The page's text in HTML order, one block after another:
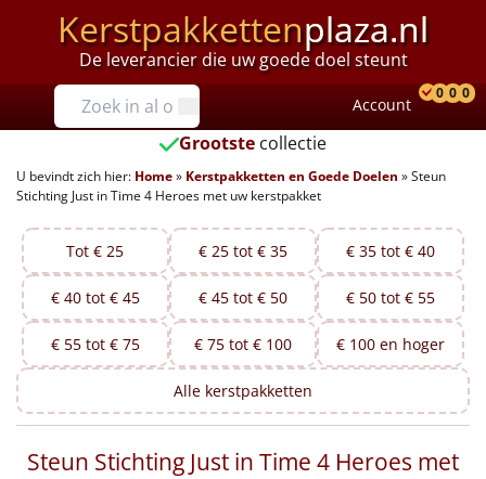
Kerstpakkettenplaza.nl
De leverancier die uw goede doel steunt
Prijzen
Tot €25
€25 tot €35
€35 tot €40
€40 tot €45
€45 tot €50
€50 tot €55
Account
0 0 0
Grootste collectie
U bevindt zich hier: Home» Kerstpakketten en Goede Doelen »Steun
Stichting Just in Time 4 Heroes met uw kerstpakket
Tot € 25 € 25 tot € 35 € 35 tot € 40
€ 40 tot € 45 € 45 tot € 50 € 50 tot € 55
€ 55 tot € 75 € 75 tot € 100 € 100 en hoger
Alle kerstpakketten
Steun Stichting Just in Time 4 Heroes met